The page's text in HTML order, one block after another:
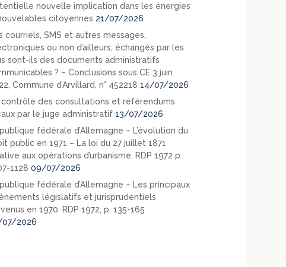
nouvelle implication dans les énergies
citoyennes 21/07/2026
courriels, SMS et autres messages,
ou non d’ailleurs, échangés par les
sont-ils des documents administratifs
? – Conclusions sous CE 3 juin
Commune d’Arvillard, n° 452218 14/07/2026
contrôle des consultations et référendums
par le juge administratif 13/07/2026
fédérale d’Allemagne – L’évolution du
public en 1971 – La loi du 27 juillet 1871
aux opérations d’urbanisme: RDP 1972 p.
1128 09/07/2026
fédérale d’Allemagne – Les principaux
législatifs et jurisprudentiels
en 1970: RDP 1972, p. 135-165
07/2026